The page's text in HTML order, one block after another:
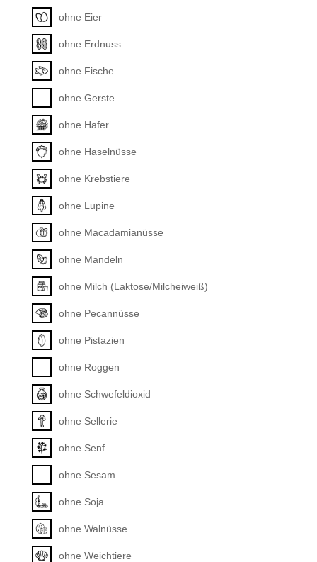
ohne Eier
ohne Erdnuss
ohne Fische
ohne Gerste
ohne Hafer
ohne Haselnüsse
ohne Krebstiere
ohne Lupine
ohne Macadamianüsse
ohne Mandeln
ohne Milch (Laktose/Milcheiweiß)
ohne Pecannüsse
ohne Pistazien
ohne Roggen
ohne Schwefeldioxid
ohne Sellerie
ohne Senf
ohne Sesam
ohne Soja
ohne Walnüsse
ohne Weichtiere